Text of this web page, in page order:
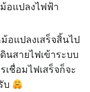
อแปลงไฟฟ้า
อแปลงเสร็จสิ้นไป
นสายไฟเข้าระบบ
เชื่อมไฟเสร็จก็จะ
บ